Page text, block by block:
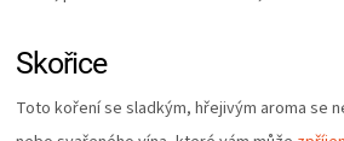
Skořice
Toto koření se sladkým, hřejivým aroma se